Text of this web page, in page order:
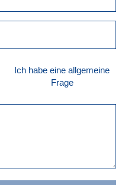
Ich habe eine allgemeine
Frage